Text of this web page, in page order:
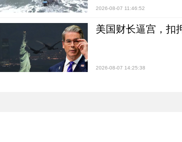
2026-08-07 11:46:52
美国财长逼宫，扣
2026-08-07 14:25:38